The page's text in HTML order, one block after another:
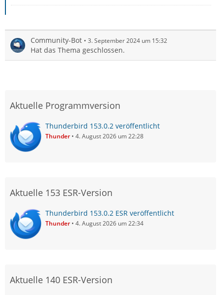
Community-Bot 3. September 2024 um 15:32
Hat das Thema geschlossen.
Aktuelle Programmversion
Thunderbird 153.0.2 veröffentlicht
Thunder 4. August 2026 um 22:28
Aktuelle 153 ESR-Version
Thunderbird 153.0.2 ESR veröffentlicht
Thunder 4. August 2026 um 22:34
Aktuelle 140 ESR-Version